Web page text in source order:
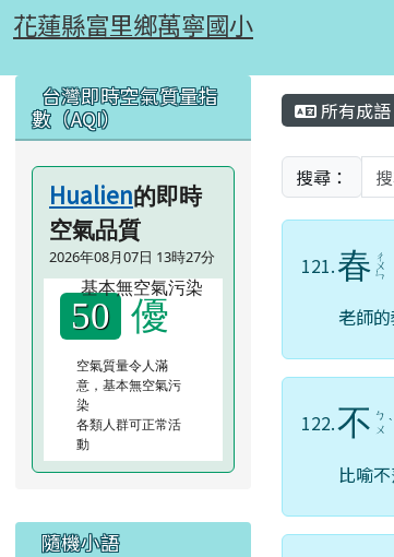
跳至主內容區
花蓮縣富里鄉萬寧國
花蓮縣富里鄉萬寧國小
左邊區域內容
台灣即時空氣質量指
數（AQI）
Hualien的即時
空氣品質
2026年08月07日 13時27分
50 優
空氣質量令人滿
意，基本無空氣污
染
各類人群可正常活
動
隨機小語
主內容
所有成語
搜尋：
121.春 ㄔ
ㄨ
ㄣ
老師
122.不 ㄅ
ㄨ ˋ
比喻
頁尾區域